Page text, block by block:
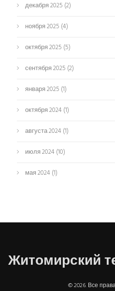
декабря 2025 (2)
ноября 2025 (4)
октября 2025 (5)
сентября 2025 (2)
января 2025 (1)
октября 2024 (1)
августа 2024 (1)
июля 2024 (10)
мая 2024 (1)
Житомирский
© 2026. Все